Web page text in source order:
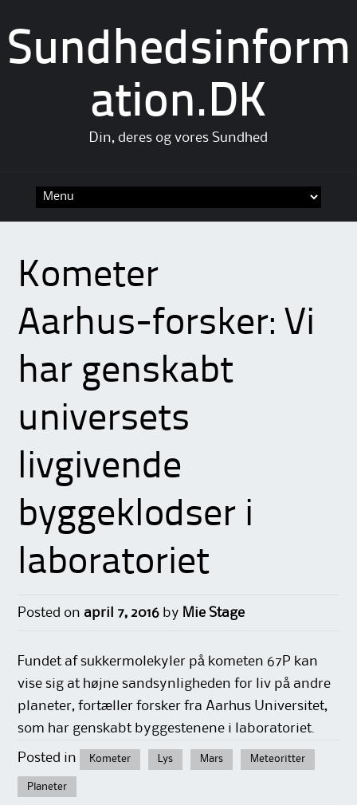
Sundhedsinform
ation.DK
Din, deres og vores Sundhed
Kometer
Aarhus-forsker: Vi
har genskabt
universets
livgivende
byggeklodser i
laboratoriet
Posted on april 7, 2016 by Mie Stage
Fundet af sukkermolekyler på kometen 67P kan
vise sig at højne sandsynligheden for liv på andre
planeter, fortæller forsker fra Aarhus Universitet,
som har genskabt byggestenene i laboratoriet.
Posted in Kometer Lys Mars Meteoritter
Planeter